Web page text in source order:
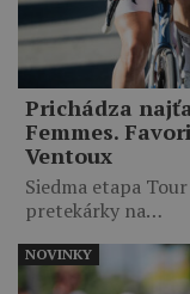
Prichádza
Femmes.
Ventoux
Siedma etapa
pretekárky na…
NOVINKY